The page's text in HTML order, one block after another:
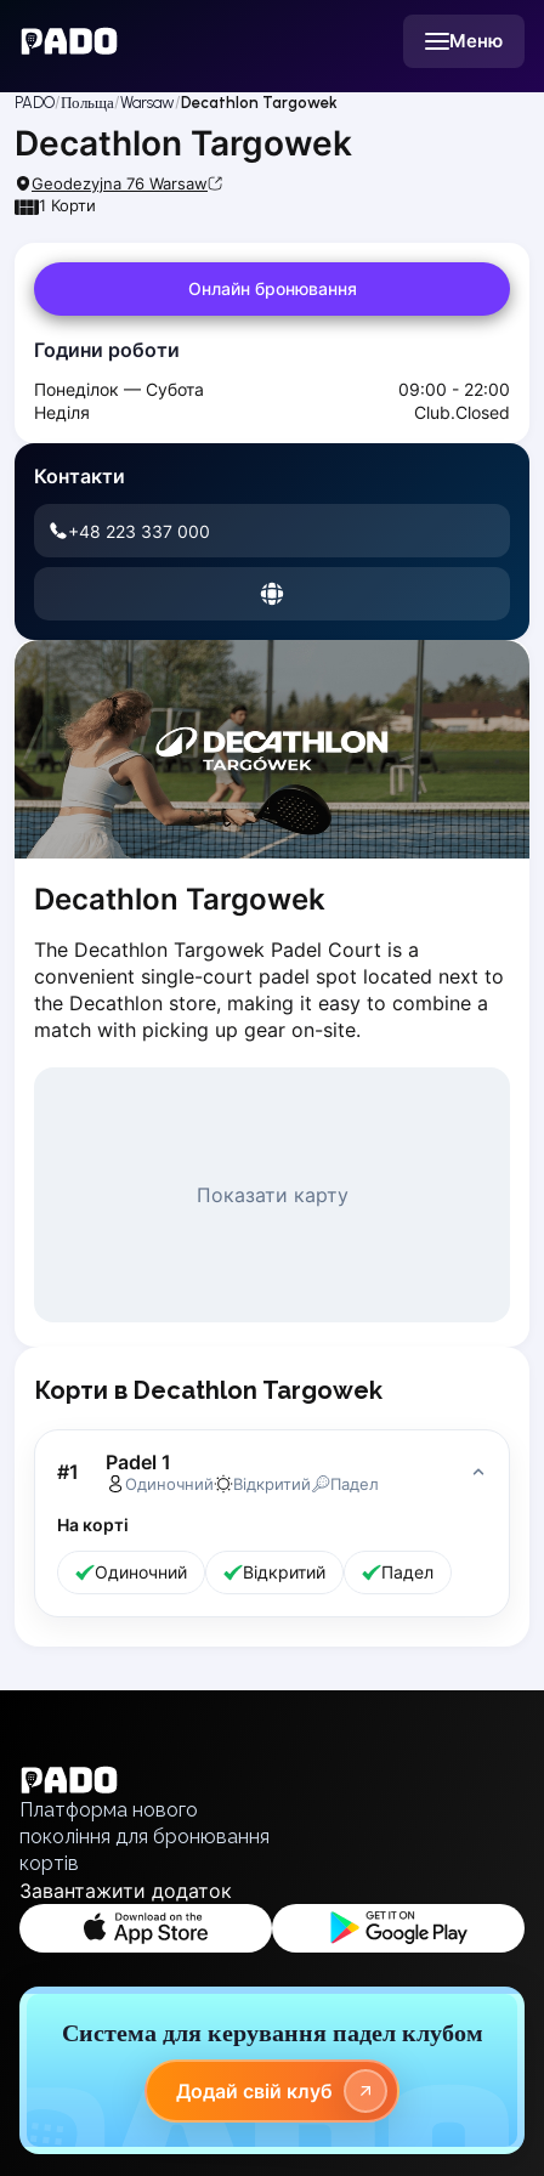
Меню
Українська
Русский
English Cities
Prague
Batumi
Tbilisi
Budapest
Riga
Arlamow
Bialystok
Bielsko-Biala
Bolesławiec
Bydgoszcz
Chojnice
Czestochowa
Dabrowa Gornicza
Elk
Gdansk
Gdynia
Grudziądz
Kalisz
Katowice
Katowice Area
Kielce
Krakow
Lodz
Lublin
Nowy Sącz
Torun
Turbia
Wroclaw
Wyszkow
Zabrze
Bucharest
Chernivtsi
Dnipro
Ivano-Frankivsk
Kharkiv
Khmelnytskyi
Kryvyi Rih
Lutsk
Uzhhorod
PADO Польща Warsaw Decathlon Targowek
Decathlon Targowek
Geodezyjna 76 Warsaw
1 Корти
Decathlon Targowek
The Decathlon Targowek Padel Court is a
convenient single-court padel spot located next to
the Decathlon store, making it easy to combine a
match with picking up gear on-site.
Показати карту
Корти в Decathlon Targowek
#1 Padel 1
Одиночний Відкритий Падел
На корті
Одиночний Відкритий Падел
Онлайн бронювання
Години роботи
Понеділок — Субота
09:00 - 22:00
Неділя
Club.closed
Контакти
+48 223 337 000
English
Русский
Платформа нового
покоління для бронювання
кортів
Завантажити додаток
Система для керування падел клубом
Додай свій клуб